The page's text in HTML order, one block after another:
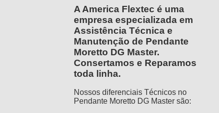
A America Flextec é uma
empresa especializada em
Assistência Técnica e
Manutenção de Pendante
Moretto DG Master.
Consertamos e Reparamos
toda linha.
Nossos diferenciais Técnicos no
Pendante Moretto DG Master são: